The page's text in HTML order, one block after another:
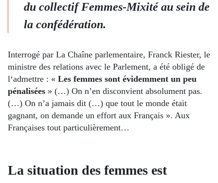
du collectif Femmes-Mixité au sein de
la confédération.
Interrogé par La Chaîne parlementaire, Franck Riester, le
ministre des relations avec le Parlement, a été obligé de
l‘admettre : « Les femmes sont évidemment un peu
pénalisées » (…) On n’en disconvient absolument pas.
(…) On n’a jamais dit (…) que tout le monde était
gagnant, on demande un effort aux Français ». Aux
Françaises tout particulièrement…
La situation des femmes est